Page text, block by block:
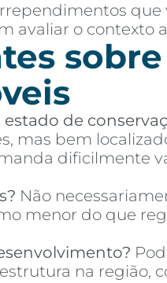
avaliar o contexto
de
mas bem
dificilmente
Não
menor do que
na região,